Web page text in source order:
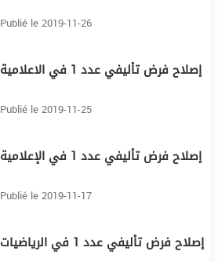
Publié le 2019-11-26
إصلاح فرض تأليفي عدد 1 في الاعلامية
Publié le 2019-11-25
إصلاح فرض تأليفي عدد 1 في الإعلامية
Publié le 2019-11-17
إصلاح فرض تأليفي عدد 1 في الرياضيات